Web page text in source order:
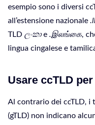
esempio sono i diversi
all’estensione nazionale
TLD ලංකාe .இலங்கை,
lingua cingalese e
Usare ccTLD
Al contrario dei ccTLD, i
(gTLD) non indicano